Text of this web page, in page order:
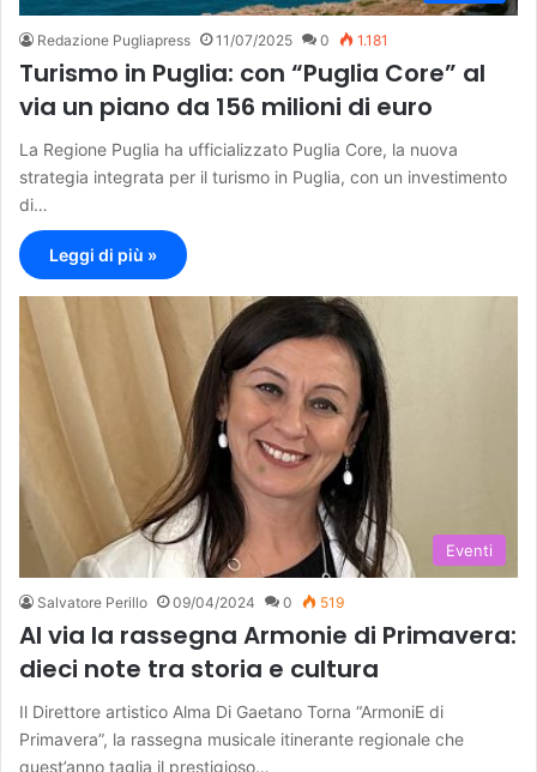
Redazione Pugliapress 11/07/2025 0 1.181
Turismo in Puglia: con “Puglia Core” al
via un piano da 156 milioni di euro
La Regione Puglia ha ufficializzato Puglia Core, la nuova
strategia integrata per il turismo in Puglia, con un investimento
di…
Leggi di più »
Eventi
Salvatore Perillo 09/04/2024 0 519
Al via la rassegna Armonie di Primavera:
dieci note tra storia e cultura
Il Direttore artistico Alma Di Gaetano Torna “ArmoniE di
Primavera”, la rassegna musicale itinerante regionale che
quest’anno taglia il prestigioso…